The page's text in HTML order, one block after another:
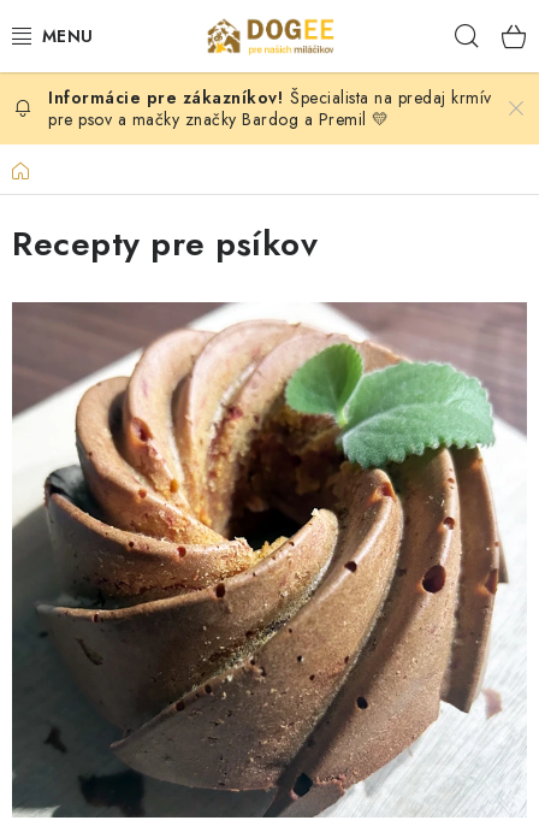
na
PSY
DOG PULLER SK
DOGFRISBEE
Moja objednávka KONTAKTY
POŠTOVNÉ A DOPRAVA
VEĽKOOBCHOD
OBCHODNÉ PODMIENKY
INFORMÁCIE O NÁKUPE
GDPR
Špecialista na predaj krmív
pre psov a mačky značky Bardog a Premil 💛
Domov
Recepty pre psíkov
V
p
i
s
á